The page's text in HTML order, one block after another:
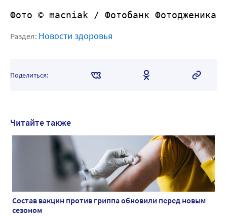
Фото © macniak / Фотобанк Фотодженика
Раздел: Новости здоровья
Поделиться:
Читайте также
Состав вакцин против гриппа обновили перед новым
сезоном